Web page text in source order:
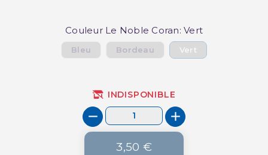
Couleur Le Noble Coran: Vert
Bleu Bordeau Vert
INDISPONIBLE
3,50 €